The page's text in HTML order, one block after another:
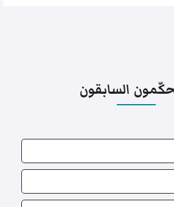
السابقون